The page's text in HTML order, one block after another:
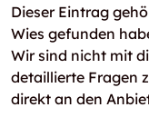
Dieser Eintrag
Wies gefunden
Wir sind nicht mit
detaillierte Fragen
direkt an den